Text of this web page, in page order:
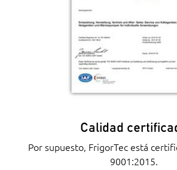
Calidad
Por supuesto, FrigorTec está
9001:2015.